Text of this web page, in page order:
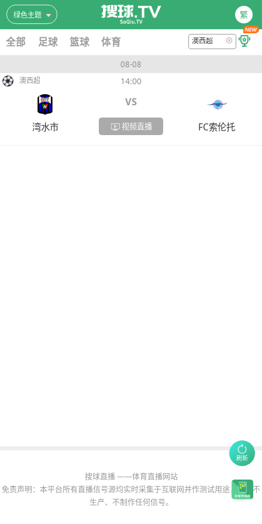
绿色主题 繁
全部 足球 篮球 体育 澳西超
08-08
湾水市
澳西超 14:00
VS
视频直播 FC索伦托
刷新
搜球直播 ——体育直播网站
免责声明：本平台所有直播信号源均实时采集于互联网并作测试用途，本站不
生产、不制作任何信号。